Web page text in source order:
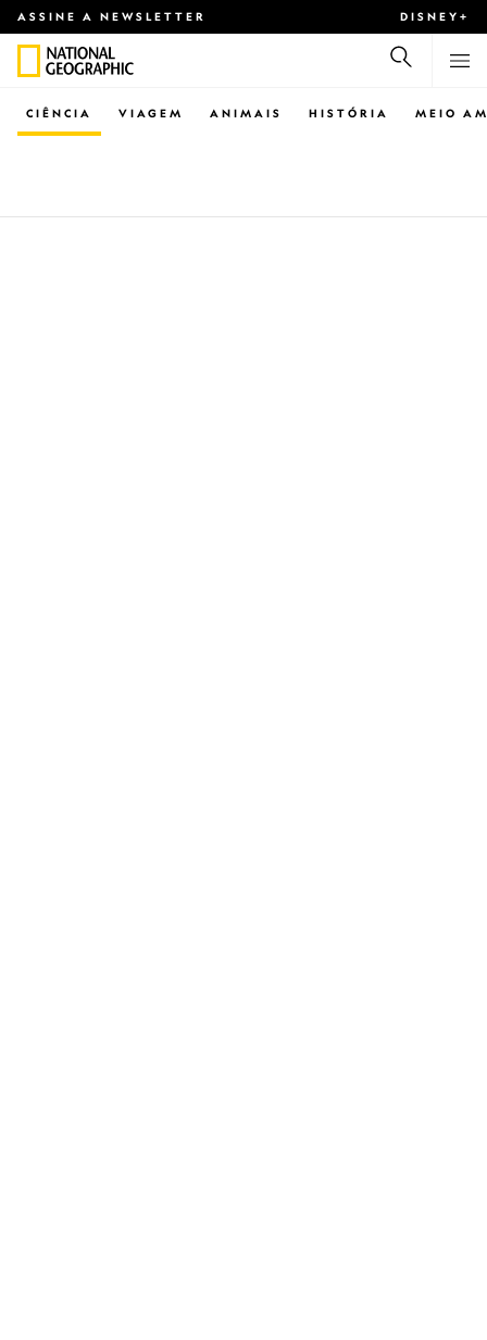
ASSINE A NEWSLETTER DISNEY+
CIÊNCIA VIAGEM ANIMAIS HISTÓRIA MEIO